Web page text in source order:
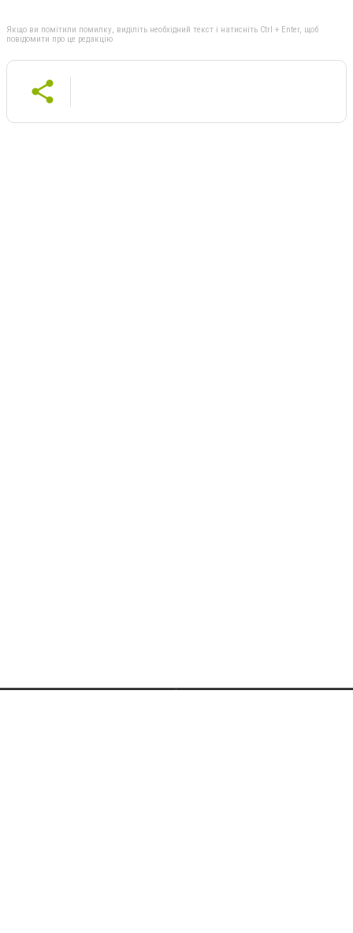
Якщо ви помітили помилку, виділіть необхідний текст і натисніть Ctrl + Enter, щоб
повідомити про це редакцію